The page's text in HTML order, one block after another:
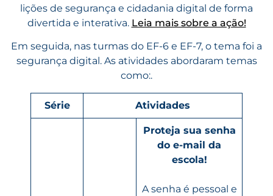
lições de segurança e cidadania digital de forma
divertida e interativa. Leia mais sobre a ação!
Em seguida, nas turmas do EF-6 e EF-7, o tema foi a
segurança digital. As atividades abordaram temas
como:.
Série Atividades
Proteja sua senha
do e-mail da
escola!
A senha é pessoal e